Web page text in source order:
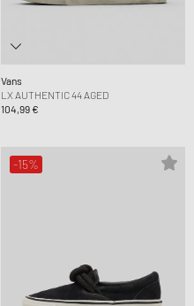
Vans
LX AUTHENTIC 44 AGED
104,99 €
-15%